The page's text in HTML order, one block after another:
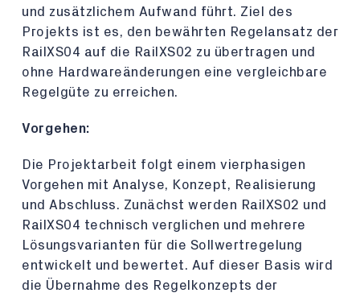
und zusätzlichem Aufwand führt. Ziel des
Projekts ist es, den bewährten Regelansatz der
RailXS04 auf die RailXS02 zu übertragen und
ohne Hardwareänderungen eine vergleichbare
Regelgüte zu erreichen.
Vorgehen:
Die Projektarbeit folgt einem vierphasigen
Vorgehen mit Analyse, Konzept, Realisierung
und Abschluss. Zunächst werden RailXS02 und
RailXS04 technisch verglichen und mehrere
Lösungsvarianten für die Sollwertregelung
entwickelt und bewertet. Auf dieser Basis wird
die Übernahme des Regelkonzepts der